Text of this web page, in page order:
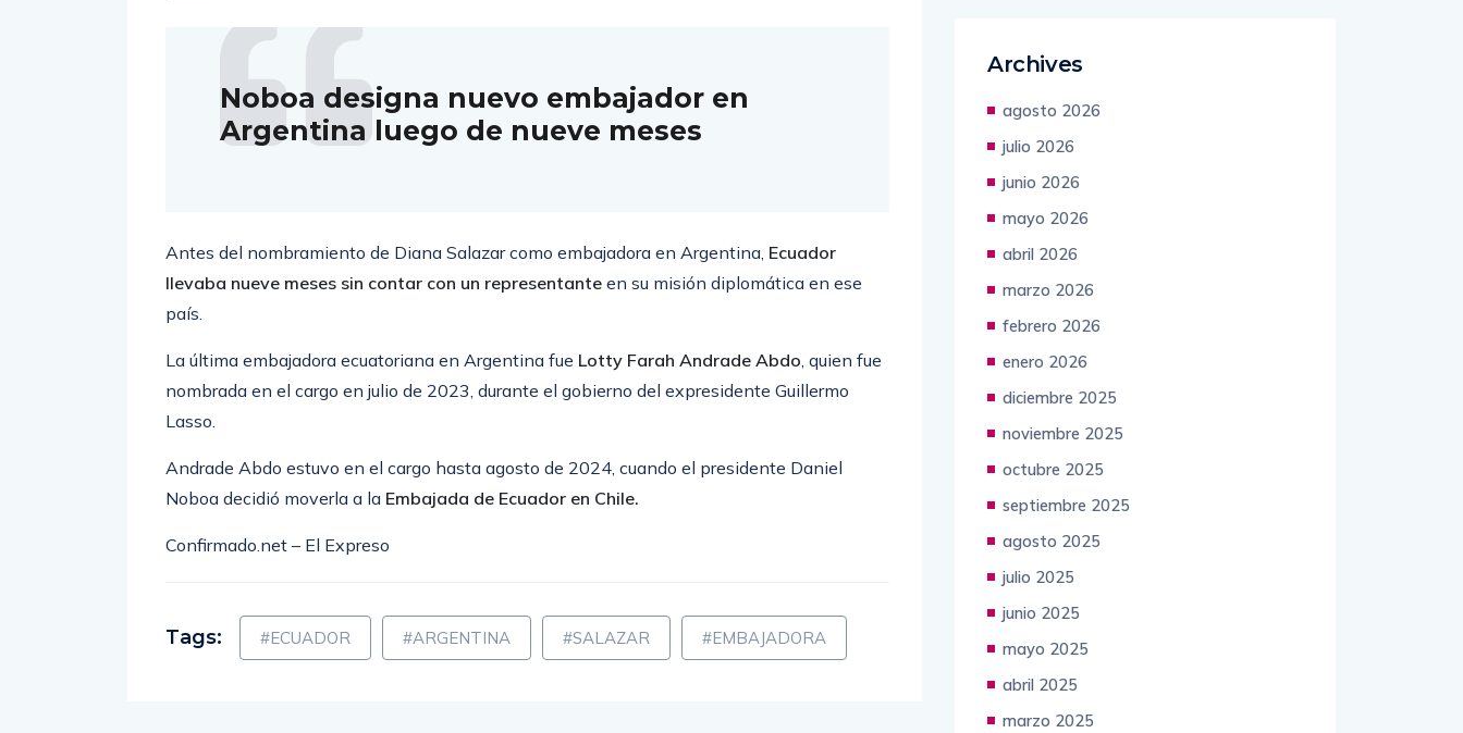
Noboa designa nuevo embajador en
Argentina luego de nueve meses
Antes del nombramiento de Diana Salazar como embajadora en Argentina, Ecuador
llevaba nueve meses sin contar con un representante en su misión diplomática en ese
país.
La última embajadora ecuatoriana en Argentina fue Lotty Farah Andrade Abdo, quien fue
nombrada en el cargo en julio de 2023, durante el gobierno del expresidente Guillermo
Lasso.
Andrade Abdo estuvo en el cargo hasta agosto de 2024, cuando el presidente Daniel
Noboa decidió moverla a la Embajada de Ecuador en Chile.
Confirmado.net – El Expreso
Tags: #ECUADOR #ARGENTINA #SALAZAR #EMBAJADORA
Archives
agosto 2026
julio 2026
junio 2026
mayo 2026
abril 2026
marzo 2026
febrero 2026
enero 2026
diciembre 2025
noviembre 2025
octubre 2025
septiembre 2025
agosto 2025
julio 2025
junio 2025
mayo 2025
abril 2025
marzo 2025